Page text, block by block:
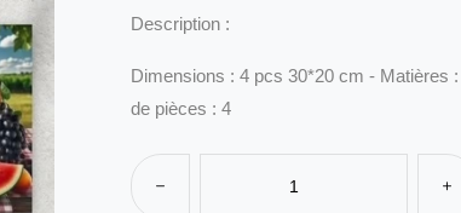
Description :
Dimensions : 4 pcs 30*20 cm - Matières
de pièces : 4